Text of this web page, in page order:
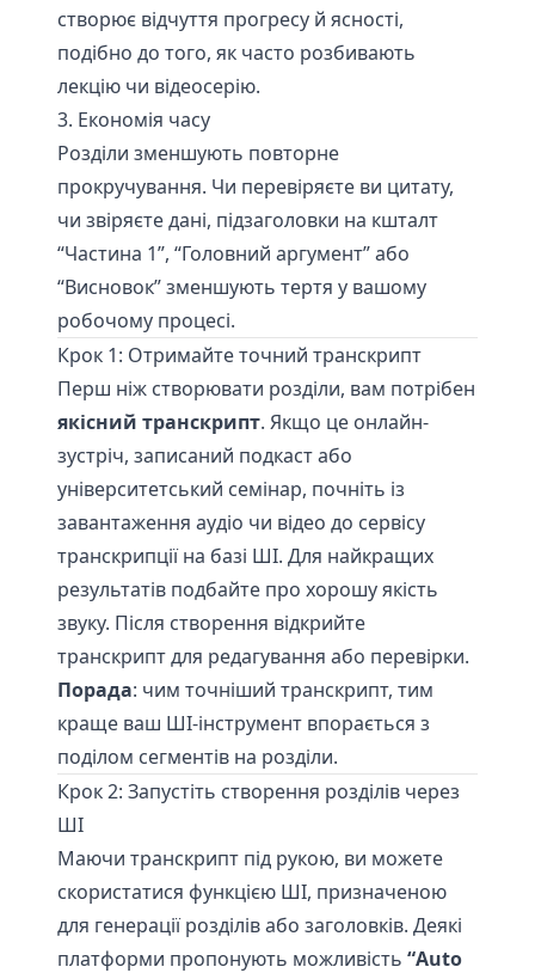
створює відчуття прогресу й ясності,
подібно до того, як часто розбивають
лекцію чи відеосерію.
3. Економія часу
Розділи зменшують повторне
прокручування. Чи перевіряєте ви цитату,
чи звіряєте дані, підзаголовки на кшталт
“Частина 1”, “Головний аргумент” або
“Висновок” зменшують тертя у вашому
робочому процесі.
Крок 1: Отримайте точний транскрипт
Перш ніж створювати розділи, вам потрібен
якісний транскрипт. Якщо це онлайн-
зустріч, записаний подкаст або
університетський семінар, почніть із
завантаження аудіо чи відео до сервісу
транскрипції на базі ШІ. Для найкращих
результатів подбайте про хорошу якість
звуку. Після створення відкрийте
транскрипт для редагування або перевірки.
Порада: чим точніший транскрипт, тим
краще ваш ШІ-інструмент впорається з
поділом сегментів на розділи.
Крок 2: Запустіть створення розділів через
ШІ
Маючи транскрипт під рукою, ви можете
скористатися функцією ШІ, призначеною
для генерації розділів або заголовків. Деякі
платформи пропонують можливість “Auto